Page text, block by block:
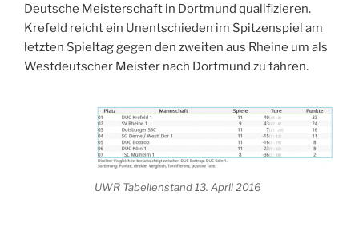
Deutsche Meisterschaft in Dortmund qualifizieren.
Krefeld reicht ein Unentschieden im Spitzenspiel am
letzten Spieltag gegen den zweiten aus Rheine um als
Westdeutscher Meister nach Dortmund zu fahren.
UWR Tabellenstand 13. April 2016